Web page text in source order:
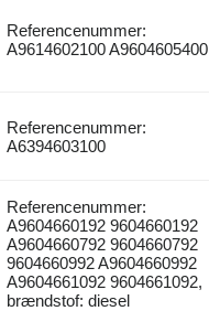
Referencenummer:
A9614602100 A9604605400
Referencenummer:
A6394603100
Referencenummer:
A9604660192 9604660192
A9604660792 9604660792
9604660992 A9604660992
A9604661092 9604661092,
brændstof: diesel